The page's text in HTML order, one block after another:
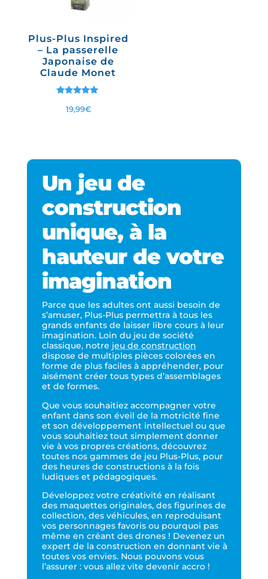
Plus-Plus Inspired
– La passerelle
Japonaise de
Claude Monet
5.00
19,99€
Un jeu de
construction
unique, à la
hauteur de votre
imagination
Parce que les adultes ont aussi besoin de
s’amuser, Plus-Plus permettra à tous les
grands enfants de laisser libre cours à leur
imagination. Loin du jeu de société
classique, notre jeu de construction
dispose de multiples pièces colorées en
forme de plus faciles à appréhender, pour
aisément créer tous types d’assemblages
et de formes.
Que vous souhaitiez accompagner votre
enfant dans son éveil de la motricité fine
et son développement intellectuel ou que
vous souhaitiez tout simplement donner
vie à vos propres créations, découvrez
toutes nos gammes de jeu Plus-Plus, pour
des heures de constructions à la fois
ludiques et pédagogiques.
Développez votre créativité en réalisant
des maquettes originales, des figurines de
collection, des véhicules, en reproduisant
vos personnages favoris ou pourquoi pas
même en créant des drones ! Devenez un
expert de la construction en donnant vie à
toutes vos envies. Nous pouvons vous
l’assurer : vous allez vite devenir accro !